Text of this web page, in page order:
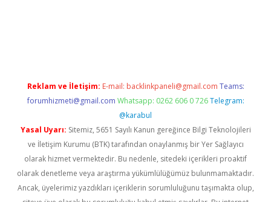
Reklam ve İletişim: E-mail: backlinkpaneli@gmail.com Teams:
forumhizmeti@gmail.com Whatsapp: 0262 606 0 726 Telegram:
@karabul
Yasal Uyarı: Sitemiz, 5651 Sayılı Kanun gereğince Bilgi Teknolojileri
ve İletişim Kurumu (BTK) tarafından onaylanmış bir Yer Sağlayıcı
olarak hizmet vermektedir. Bu nedenle, sitedeki içerikleri proaktif
olarak denetleme veya araştırma yükümlülüğümüz bulunmamaktadır.
Ancak, üyelerimiz yazdıkları içeriklerin sorumluluğunu taşımakta olup,